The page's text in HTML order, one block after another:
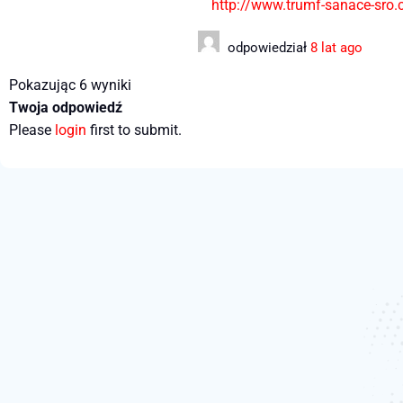
http://www.trumf-sanace-
odpowiedział 8 lat ago
Pokazując 6 wyniki
Twoja odpowiedź
Please login first to submit.